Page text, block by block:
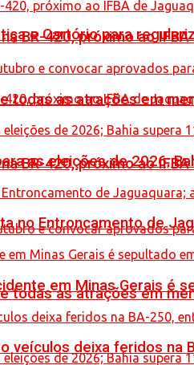
e Cartório para
BR-420, próximo ao
todas as atrações em
BR-420, próximo ao
todas as atrações em
as eleições de 2026;
no Entroncamento de
em Minas Gerais é
veículos deixa feridos na